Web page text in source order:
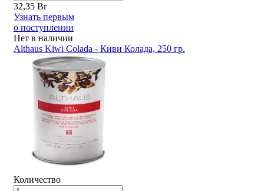
32,35 Br
Узнать первым
о поступлении
Нет в наличии
Althaus Kiwi Colada - Киви Колада, 250 гр.
Количество